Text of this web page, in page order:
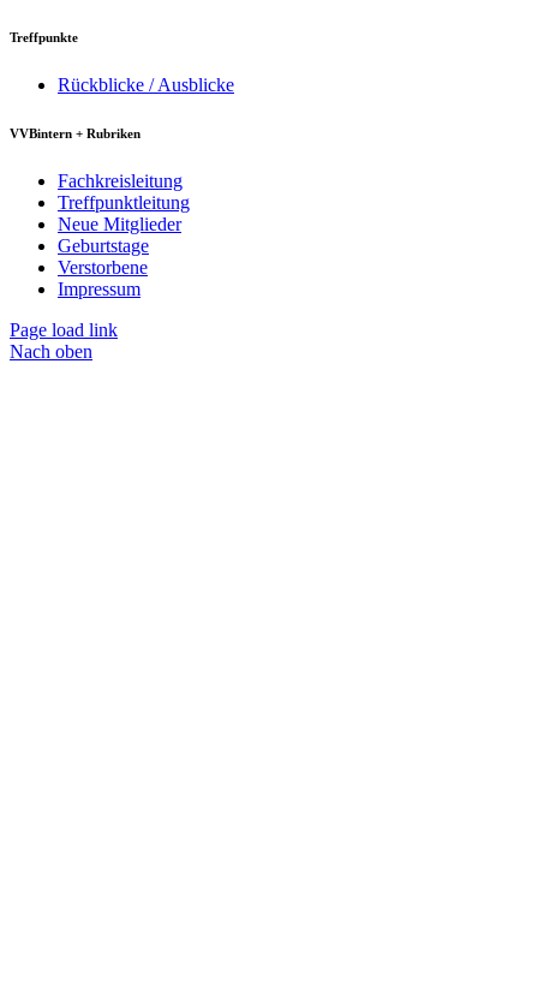
Treffpunkte
Rückblicke / Ausblicke
VVBintern + Rubriken
Fachkreisleitung
Treffpunktleitung
Neue Mitglieder
Geburtstage
Verstorbene
Impressum
Page load link
Nach oben